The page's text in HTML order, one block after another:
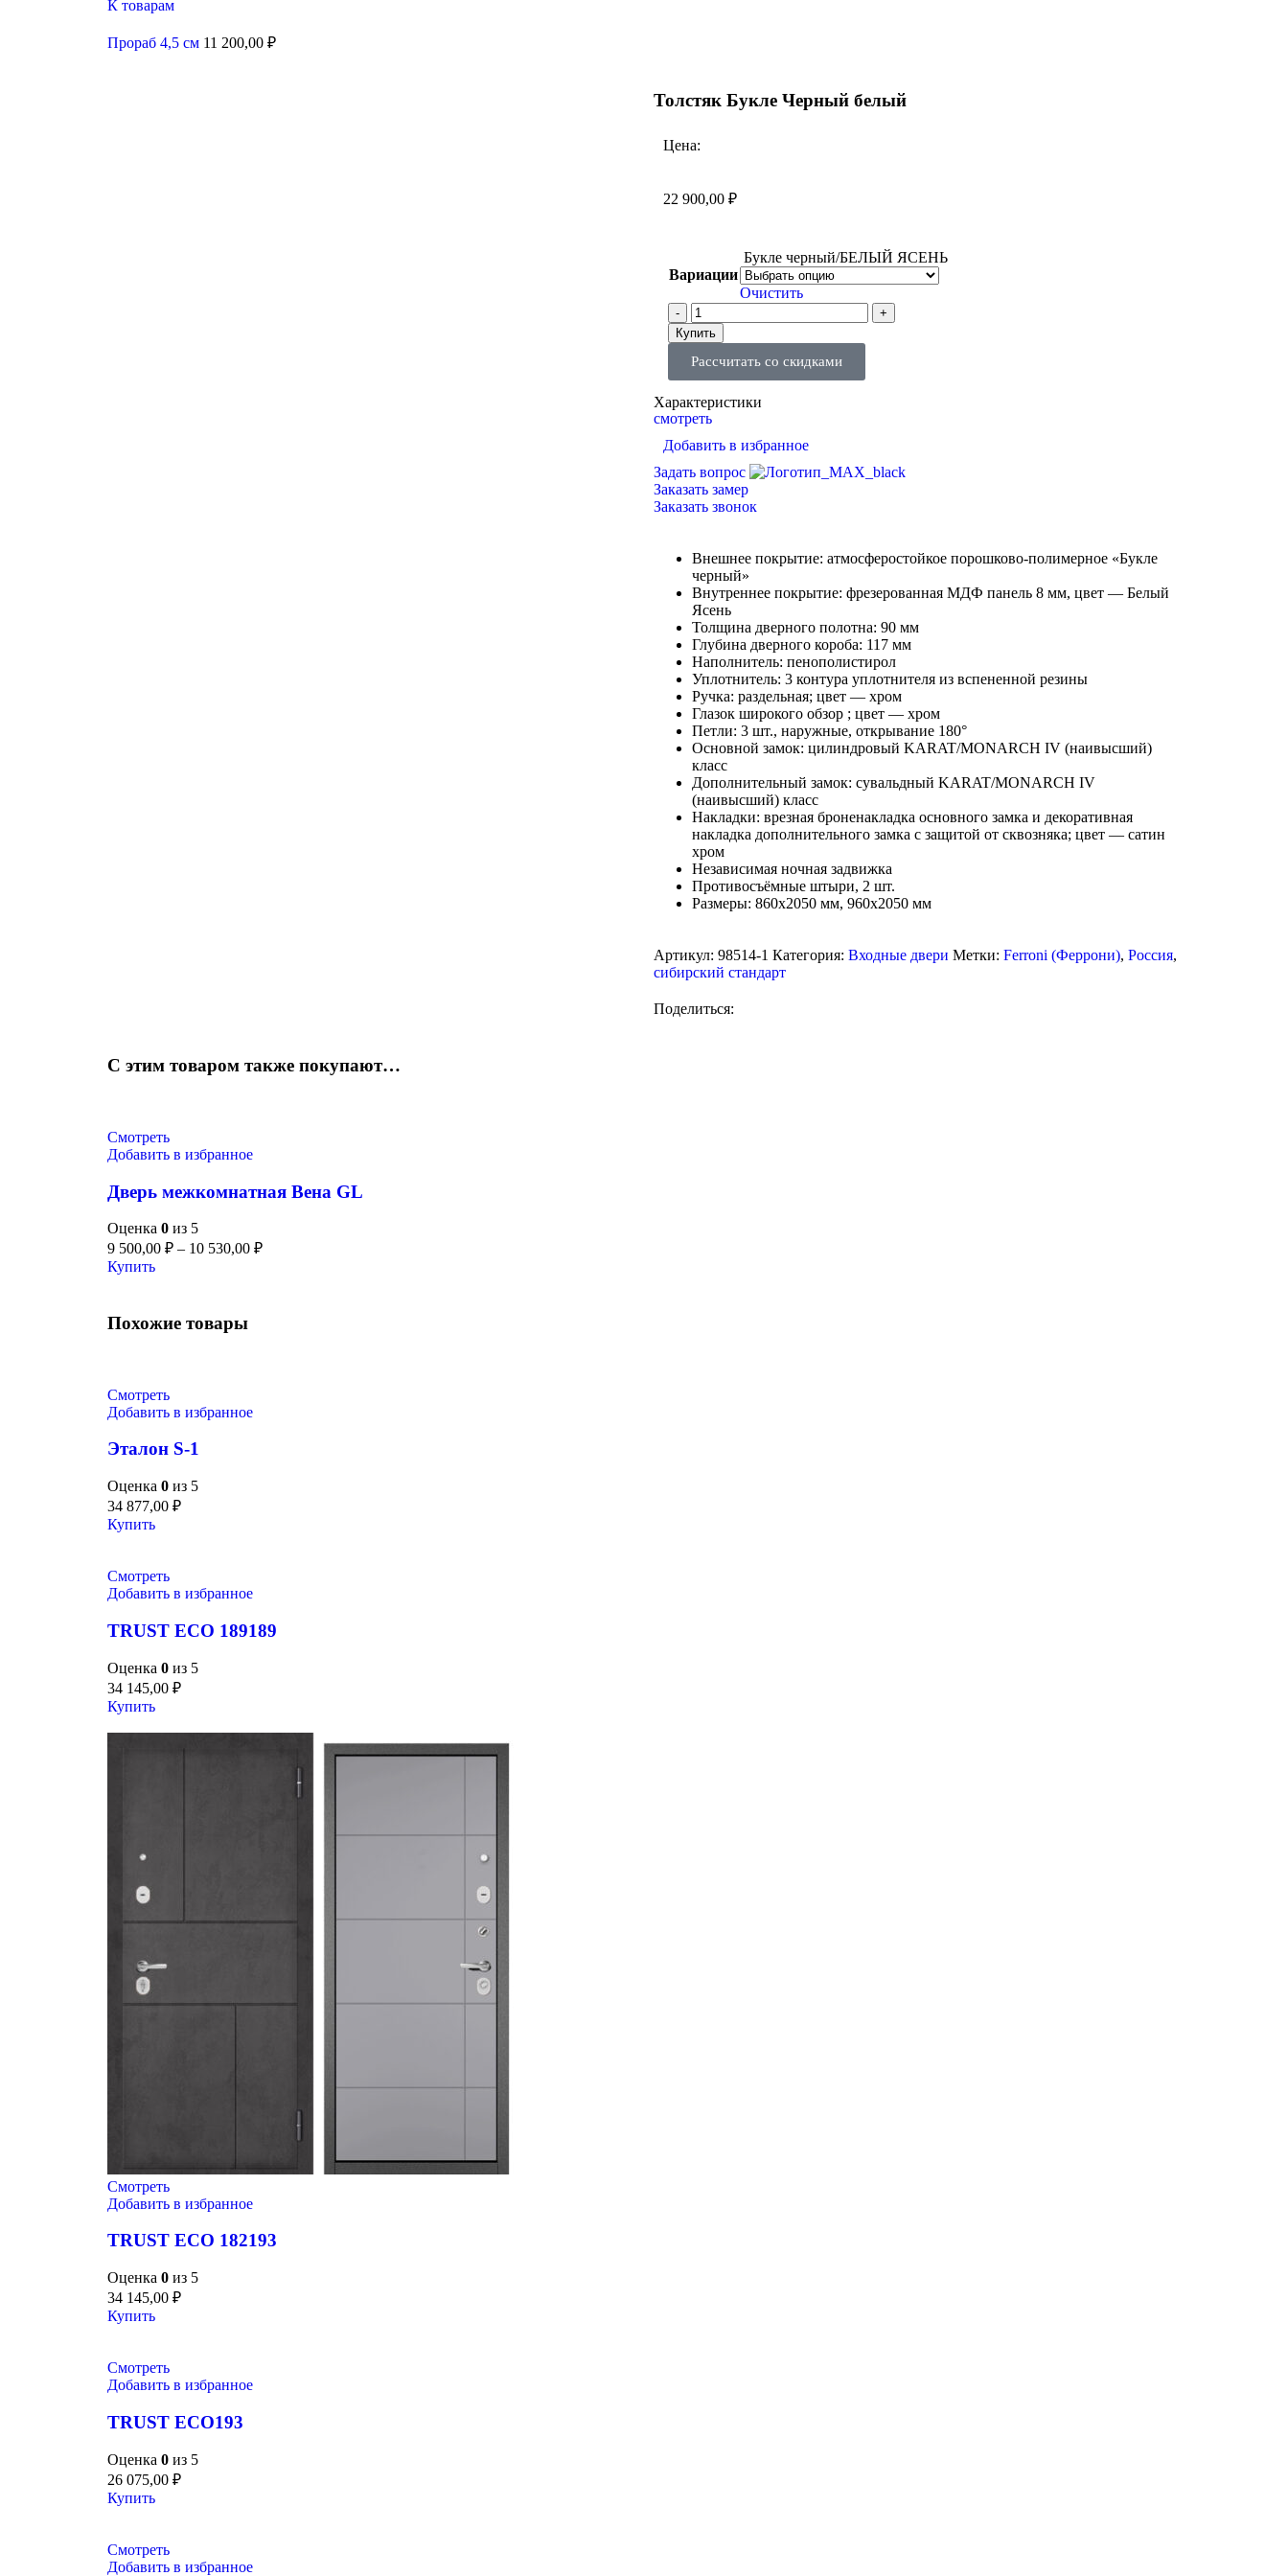
К товарам
Прораб 4,5 см 11 200,00 ₽
Толстяк Букле Черный белый
Цена:
22 900,00 ₽
Вариации
Букле черный/БЕЛЫЙ ЯСЕНЬ
Очистить
Купить
Рассчитать со скидками
Характеристики
смотреть
Добавить в избранное
Задать вопрос
Заказать замер
Заказать звонок
Внешнее покрытие: атмосферостойкое порошково-полимерное «Букле
черный»
Внутреннее покрытие: фрезерованная МДФ панель 8 мм, цвет — Белый
Ясень
Толщина дверного полотна: 90 мм
Глубина дверного короба: 117 мм
Наполнитель: пенополистирол
Уплотнитель: 3 контура уплотнителя из вспененной резины
Ручка: раздельная; цвет — хром
Глазок широкого обзор ; цвет — хром
Петли: 3 шт., наружные, открывание 180°
Основной замок: цилиндровый KARAT/MONARCH IV (наивысший)
класс
Дополнительный замок: сувальдный KARAT/MONARCH IV
(наивысший) класс
Накладки: врезная броненакладка основного замка и декоративная
накладка дополнительного замка с защитой от сквозняка; цвет — сатин
хром
Независимая ночная задвижка
Противосъёмные штыри, 2 шт.
Размеры: 860х2050 мм, 960х2050 мм
Артикул: 98514-1 Категория: Входные двери Метки: Ferroni (Феррони), Россия,
сибирский стандарт
Поделиться:
С этим товаром также покупают…
Смотреть
Добавить в избранное
Дверь межкомнатная Вена GL
Оценка 0 из 5
9 500,00 ₽ – 10 530,00 ₽
Купить
Похожие товары
Смотреть
Добавить в избранное
Эталон S-1
Оценка 0 из 5
34 877,00 ₽
Купить
Смотреть
Добавить в избранное
TRUST ECO 189189
Оценка 0 из 5
34 145,00 ₽
Купить
Смотреть
Добавить в избранное
TRUST ECO 182193
Оценка 0 из 5
34 145,00 ₽
Купить
Смотреть
Добавить в избранное
TRUST ECO193
Оценка 0 из 5
26 075,00 ₽
Купить
Смотреть
Добавить в избранное